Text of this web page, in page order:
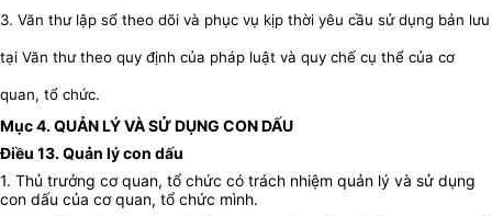
3. Văn thư lập sổ theo dõi và phục vụ kịp thời yêu cầu sử dụng bản lưu
tại Văn thư theo quy định của pháp luật và quy chế cụ thể của cơ
quan, tổ chức.
Mục 4. QUẢN LÝ VÀ SỬ DỤNG CON DẤU
Điều 13. Quản lý con dấu
1. Thủ trưởng cơ quan, tổ chức có trách nhiệm quản lý và sử dụng
con dấu của cơ quan, tổ chức mình.